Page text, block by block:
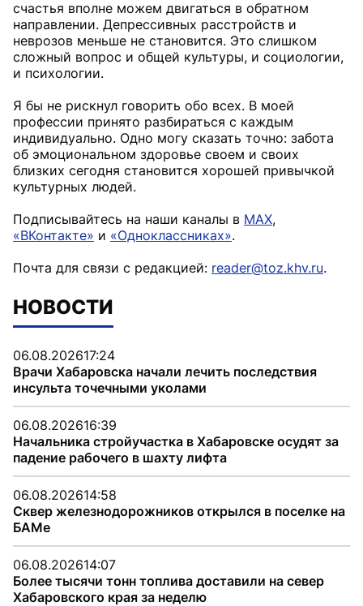
счастья вполне можем двигаться в обратном
направлении. Депрессивных расстройств и
неврозов меньше не становится. Это слишком
сложный вопрос и общей культуры, и социологии,
и психологии.
Я бы не рискнул говорить обо всех. В моей
профессии принято разбираться с каждым
индивидуально. Одно могу сказать точно: забота
об эмоциональном здоровье своем и своих
близких сегодня становится хорошей привычкой
культурных людей.
Подписывайтесь на наши каналы в MAX,
«ВКонтакте» и «Одноклассниках».
Почта для связи с редакцией: reader@toz.khv.ru.
НОВОСТИ
06.08.202617:24
Врачи Хабаровска начали лечить последствия
инсульта точечными уколами
06.08.202616:39
Начальника стройучастка в Хабаровске осудят за
падение рабочего в шахту лифта
06.08.202614:58
Сквер железнодорожников открылся в поселке на
БАМе
06.08.202614:07
Более тысячи тонн топлива доставили на север
Хабаровского края за неделю